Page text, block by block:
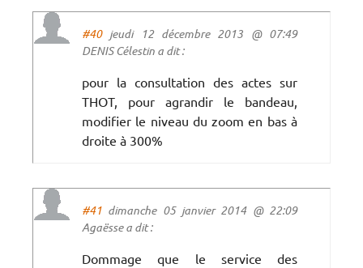
#40jeudi 12 décembre 2013 @ 07:49
DENIS Célestin a dit :
pour la consultation des actes sur
THOT, pour agrandir le bandeau,
modifier le niveau du zoom en bas à
droite à 300%
#41 dimanche 05 janvier 2014 @ 22:09
Agaësse a dit :
Dommage que le service des